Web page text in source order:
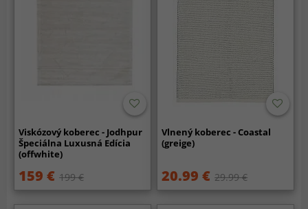
Viskózový koberec - Jodhpur
Špeciálna Luxusná Edícia
(offwhite)
159 € 199 €
Vlnený koberec - Coastal
(greige)
20.99 € 29.99 €